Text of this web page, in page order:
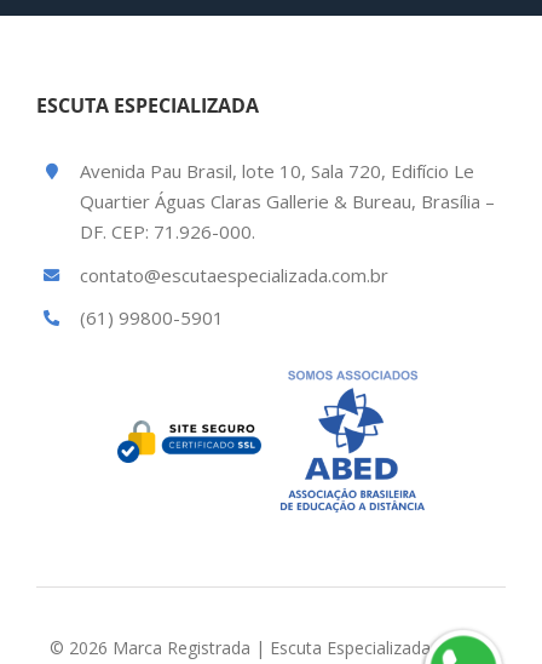
ESCUTA ESPECIALIZADA
Avenida Pau Brasil, lote 10, Sala 720, Edifício Le
Quartier Águas Claras Gallerie & Bureau, Brasília –
DF. CEP: 71.926-000.
contato@escutaespecializada.com.br
(61) 99800-5901
© 2026 Marca Registrada | Escuta Especializada Brasil |